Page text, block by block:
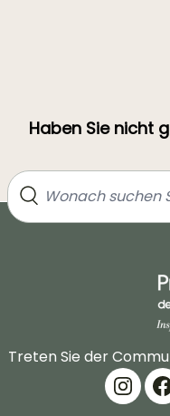
Haben Sie nicht
Treten Sie der